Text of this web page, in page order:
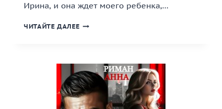
Ирина, и она ждет моего ребенка,…
ЧИТАЙТЕ ДАЛЕЕ «РАЗВОД
КУРСА
К
СЧАСТЬЮ»
КНИГА